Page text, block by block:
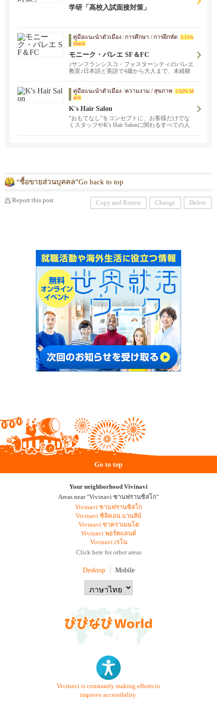
学研「高校入試面接対策」
คู่มือแนะนำตัวเมือง / การศึกษา / การฝึกหัด
3.11%
Match
モニーク・バレエ SF＆FC
♪サンフランシスコ・フォスターシティのバレエ
教室♪日本語と英語で4歳から大人まで、未経験
คู่มือแนะนำตัวเมือง / ความงาม / สุขภาพ
2.92% M
atch
K's Hair Salon
“おもてなし”をコンセプトに、お客様だけでな
くスタッフやK's Hair Salonに関わるすべての人
“ซื้อขายส่วนบุคคล”Go back to top
Report this post Copy and Renew Change Delete
Go to top
Your neighborhood Vivinavi
Areas near "Vivinavi ซานฟรานซิสโก"
Vivinavi ซานฟรานซิสโก
Vivinavi ซิลิคอน แวนลีย์
Vivinavi ซาคราเมนโต
Vivinavi พอร์ตแลนด์
Vivinavi เรโน
Click here for other areas
Desktop Mobile
Vivinavi is constantly making efforts to
improve accessibility.